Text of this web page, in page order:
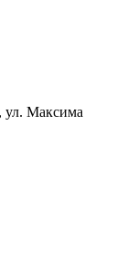
ул. Максима